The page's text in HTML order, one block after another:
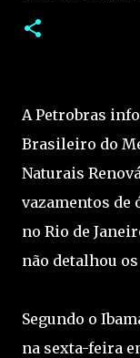
A Petrobras
Brasileiro do
Naturais
vazamentos de
no Rio de
não detalhou
Segundo o
na sexta-feira